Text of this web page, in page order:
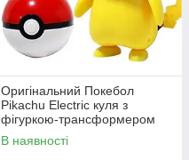
Оригінальний Покебол
Pikachu Electric куля з
фігуркою-трансформером
Покемон Пікачу
В наявності